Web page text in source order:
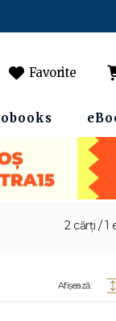
Favorite
2 cărți / 1
Afișează: